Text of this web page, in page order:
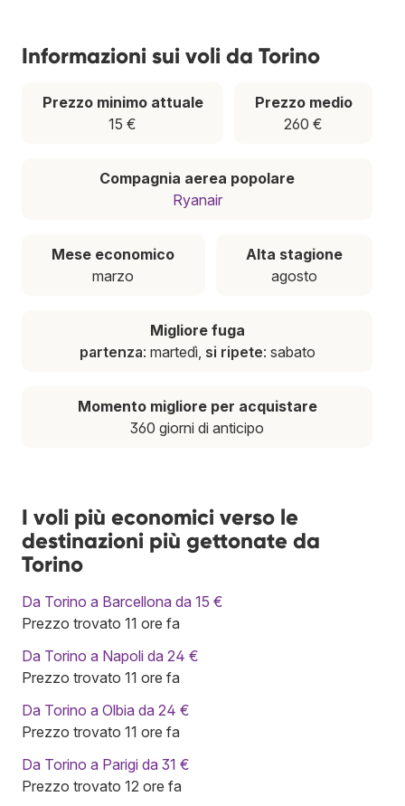
Informazioni sui voli da Torino
Prezzo minimo attuale
15 €
Prezzo medio
260 €
Compagnia aerea popolare
Ryanair
Mese economico
marzo
Alta stagione
agosto
Migliore fuga
partenza: martedì, si ripete: sabato
Momento migliore per acquistare
360 giorni di anticipo
I voli più economici verso le
destinazioni più gettonate da
Torino
Da Torino a Barcellona da 15 €
Prezzo trovato 11 ore fa
Da Torino a Napoli da 24 €
Prezzo trovato 11 ore fa
Da Torino a Olbia da 24 €
Prezzo trovato 11 ore fa
Da Torino a Parigi da 31 €
Prezzo trovato 12 ore fa